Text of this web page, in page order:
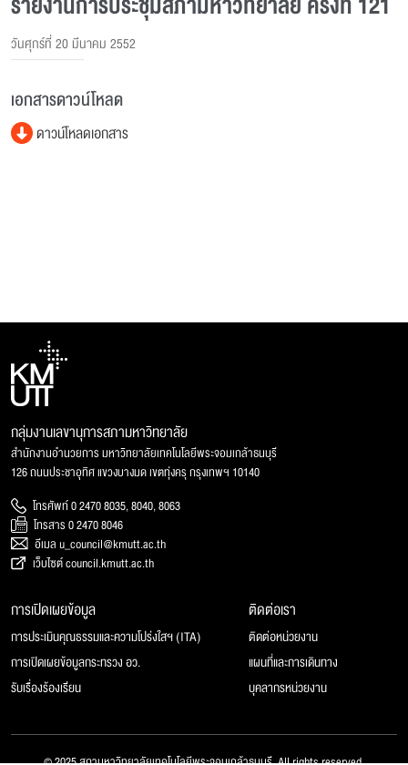
วันศุกร์ที่ 20 มีนาคม 2552
เอกสารดาวน์โหลด
ดาวน์โหลดเอกสาร
กลุ่มงานเลขานุการสภามหาวิทยาลัย
สำนักงานอำนวยการ มหาวิทยาลัยเทคโนโลยีพระจอมเกล้าธนบุรี
126 ถนนประชาอุทิศ แขวงบางมด เขตทุ่งครุ กรุงเทพฯ 10140
โทรศัพท์ 0 2470 8035, 8040, 8063
โทรสาร 0 2470 8046
อีเมล u_council@kmutt.ac.th
เว็บไซต์ council.kmutt.ac.th
การเปิดเผยข้อมูล
การประเมินคุณธรรมและความโปร่งใสฯ (ITA)
การเปิดเผยข้อมูลกระทรวง อว.
รับเรื่องร้องเรียน
ติดต่อเรา
ติดต่อหน่วยงาน
แผนที่และการเดินทาง
บุคลากรหน่วยงาน